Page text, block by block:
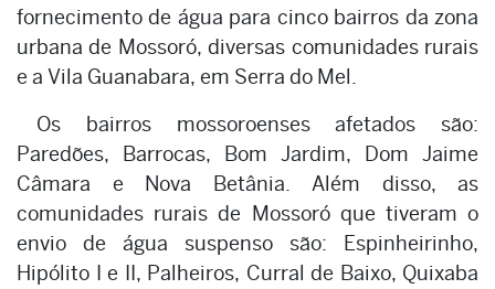
fornecimento de água para cinco bairros da zona
urbana de Mossoró, diversas comunidades rurais
e a Vila Guanabara, em Serra do Mel.
Os bairros mossoroenses afetados são:
Paredões, Barrocas, Bom Jardim, Dom Jaime
Câmara e Nova Betânia. Além disso, as
comunidades rurais de Mossoró que tiveram o
envio de água suspenso são: Espinheirinho,
Hipólito I e II, Palheiros, Curral de Baixo, Quixaba